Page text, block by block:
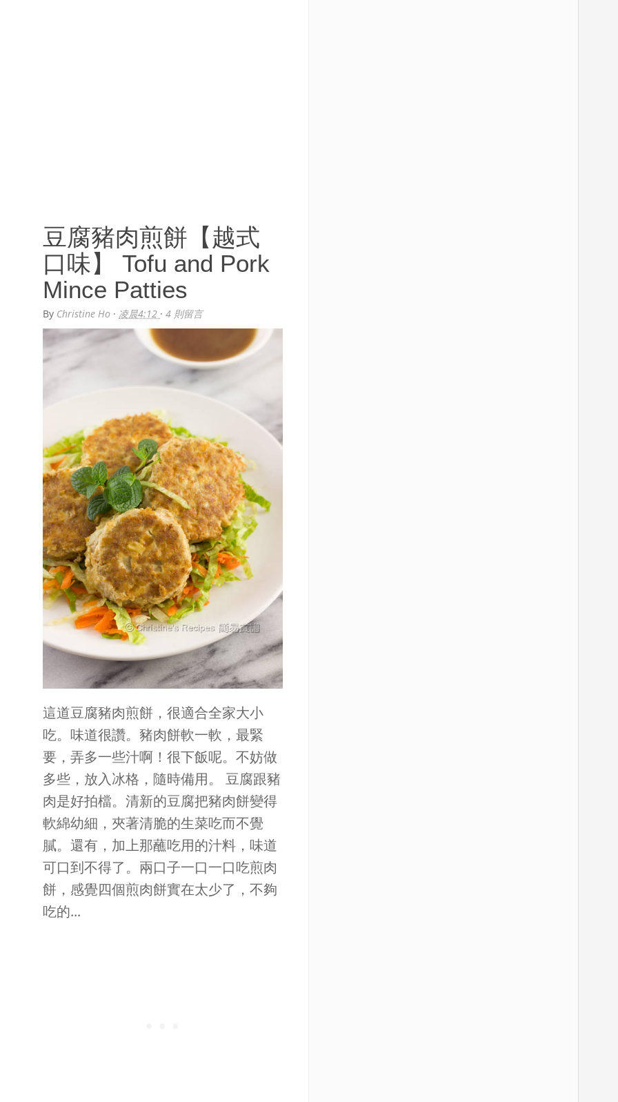
豆腐豬肉煎餅【越式
口味】 Tofu and Pork
Mince Patties
By Christine Ho · 凌晨4:12 ·4 則留言
這道豆腐豬肉煎餅，很適合全家大小
吃。味道很讚。豬肉餅軟一軟，最緊
要，弄多一些汁啊！很下飯呢。不妨做
多些，放入冰格，隨時備用。 豆腐跟豬
肉是好拍檔。清新的豆腐把豬肉餅變得
軟綿幼細，夾著清脆的生菜吃而不覺
膩。還有，加上那蘸吃用的汁料，味道
可口到不得了。兩口子一口一口吃煎肉
餅，感覺四個煎肉餅實在太少了，不夠
吃的...